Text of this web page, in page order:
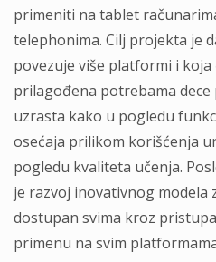
primeniti na tablet
telephonima. Cilj projekta je
povezuje više platformi i
prilagođena potrebama
uzrasta kako u pogledu
osećaja prilikom korišćenja
pogledu kvaliteta učenja.
je razvoj inovativnog modela
dostupan svima kroz
primenu na svim